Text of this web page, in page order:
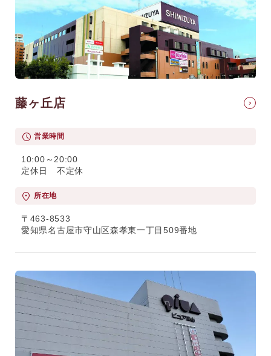
藤ヶ丘店
営業時間
10:00～20:00
定休日 不定休
所在地
〒463-8533
愛知県名古屋市守山区森孝東一丁目509番地